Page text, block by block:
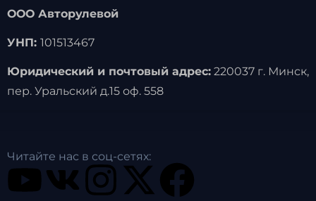
ООО Авторулевой
УНП: 101513467
Юридический и почтовый адрес:220037 г. Минск,
пер. Уральский д.15 оф. 558
Читайте нас в соц-сетях: